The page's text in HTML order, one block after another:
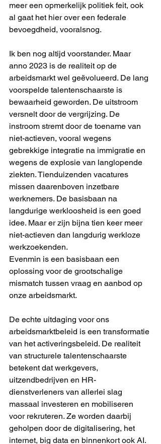
meer een opmerkelijk politiek feit, ook
al gaat het hier over een federale
bevoegdheid, vooralsnog.
Ik ben nog altijd voorstander. Maar
anno 2023 is de realiteit op de
arbeidsmarkt wel geëvolueerd. De lang
voorspelde talentenschaarste is
bewaarheid geworden. De uitstroom
versnelt door de vergrijzing. De
instroom stremt door de toename van
niet-actieven, vooral wegens
gebrekkige integratie na immigratie en
wegens de explosie van langlopende
ziekten. Tienduizenden vacatures
missen daarenboven inzetbare
werknemers. De basisbaan na
langdurige werkloosheid is een goed
idee. Maar er zijn bijna tien keer meer
niet-actieven dan langdurig werkloze
werkzoekenden.
Evenmin is een basisbaan een
oplossing voor de grootschalige
mismatch tussen vraag en aanbod op
onze arbeidsmarkt.
De echte uitdaging voor ons
arbeidsmarktbeleid is een transformatie
van het activeringsbeleid. De realiteit
van structurele talentenschaarste
betekent dat werkgevers,
uitzendbedrijven en HR-
dienstverleners van allerlei slag
massaal investeren en mobiliseren
voor rekruteren. Ze worden daarbij
geholpen door de digitalisering, het
internet, big data en binnenkort ook AI.